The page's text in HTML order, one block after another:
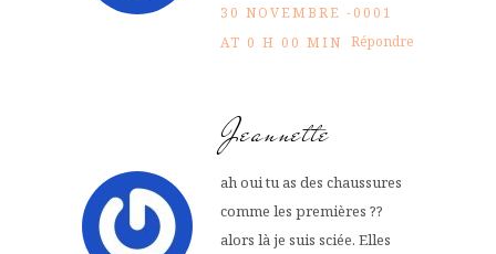
30 NOVEMBRE -0001
AT 0 H 00 MIN Répondre
Jeannette
ah oui tu as des chaussures
comme les premières ??
alors là je suis sciée. Elles